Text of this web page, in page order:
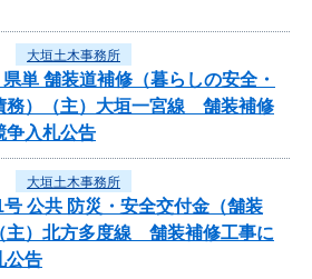
大垣土木事務所
単 舗装道補修（暮らしの安全・
務）（主）大垣一宮線 舗装補修
争入札公告
大垣土木事務所
公共 防災・安全交付金（舗装
主）北方多度線 舗装補修工事に
公告